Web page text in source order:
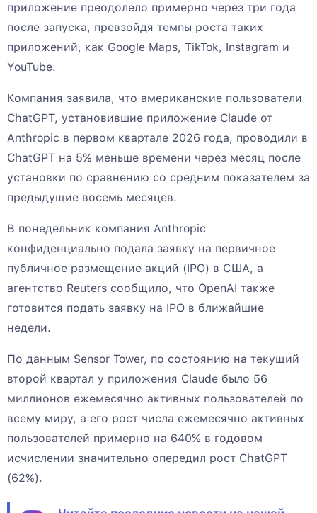
приложение преодолело примерно через три года
после запуска, превзойдя темпы роста таких
приложений, как Google Maps, TikTok, Instagram и
YouTube.
Компания заявила, что американские пользователи
ChatGPT, установившие приложение Claude от
Anthropic в первом квартале 2026 года, проводили в
ChatGPT на 5% меньше времени через месяц после
установки по сравнению со средним показателем за
предыдущие восемь месяцев.
В понедельник компания Anthropic
конфиденциально подала заявку на первичное
публичное размещение акций (IPO) в США, а
агентство Reuters сообщило, что OpenAI также
готовится подать заявку на IPO в ближайшие
недели.
По данным Sensor Tower, по состоянию на текущий
второй квартал у приложения Claude было 56
миллионов ежемесячно активных пользователей по
всему миру, а его рост числа ежемесячно активных
пользователей примерно на 640% в годовом
исчислении значительно опередил рост ChatGPT
(62%).